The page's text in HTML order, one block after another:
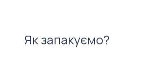
Як запакуємо?